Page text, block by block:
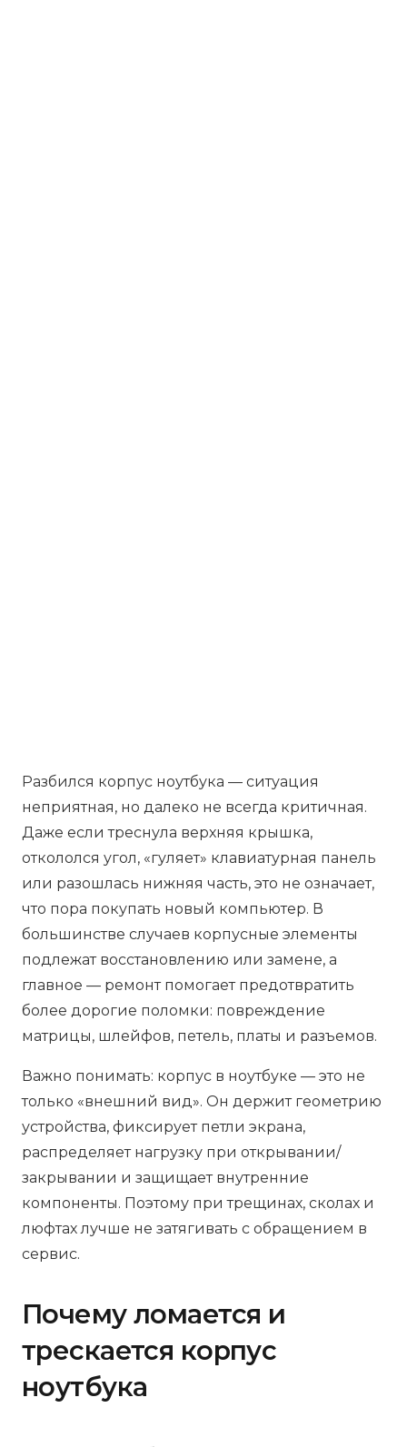
Разбился корпус ноутбука — ситуация
неприятная, но далеко не всегда критичная.
Даже если треснула верхняя крышка,
откололся угол, «гуляет» клавиатурная панель
или разошлась нижняя часть, это не означает,
что пора покупать новый компьютер. В
большинстве случаев корпусные элементы
подлежат восстановлению или замене, а
главное — ремонт помогает предотвратить
более дорогие поломки: повреждение
матрицы, шлейфов, петель, платы и разъемов.
Важно понимать: корпус в ноутбуке — это не
только «внешний вид». Он держит геометрию
устройства, фиксирует петли экрана,
распределяет нагрузку при открывании/
закрывании и защищает внутренние
компоненты. Поэтому при трещинах, сколах и
люфтах лучше не затягивать с обращением в
сервис.
Почему ломается и
трескается корпус
ноутбука